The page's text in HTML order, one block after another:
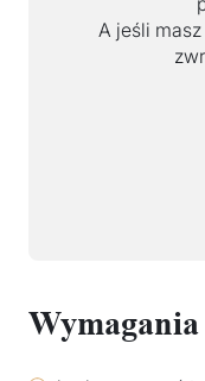
A jeśli
Wymagania